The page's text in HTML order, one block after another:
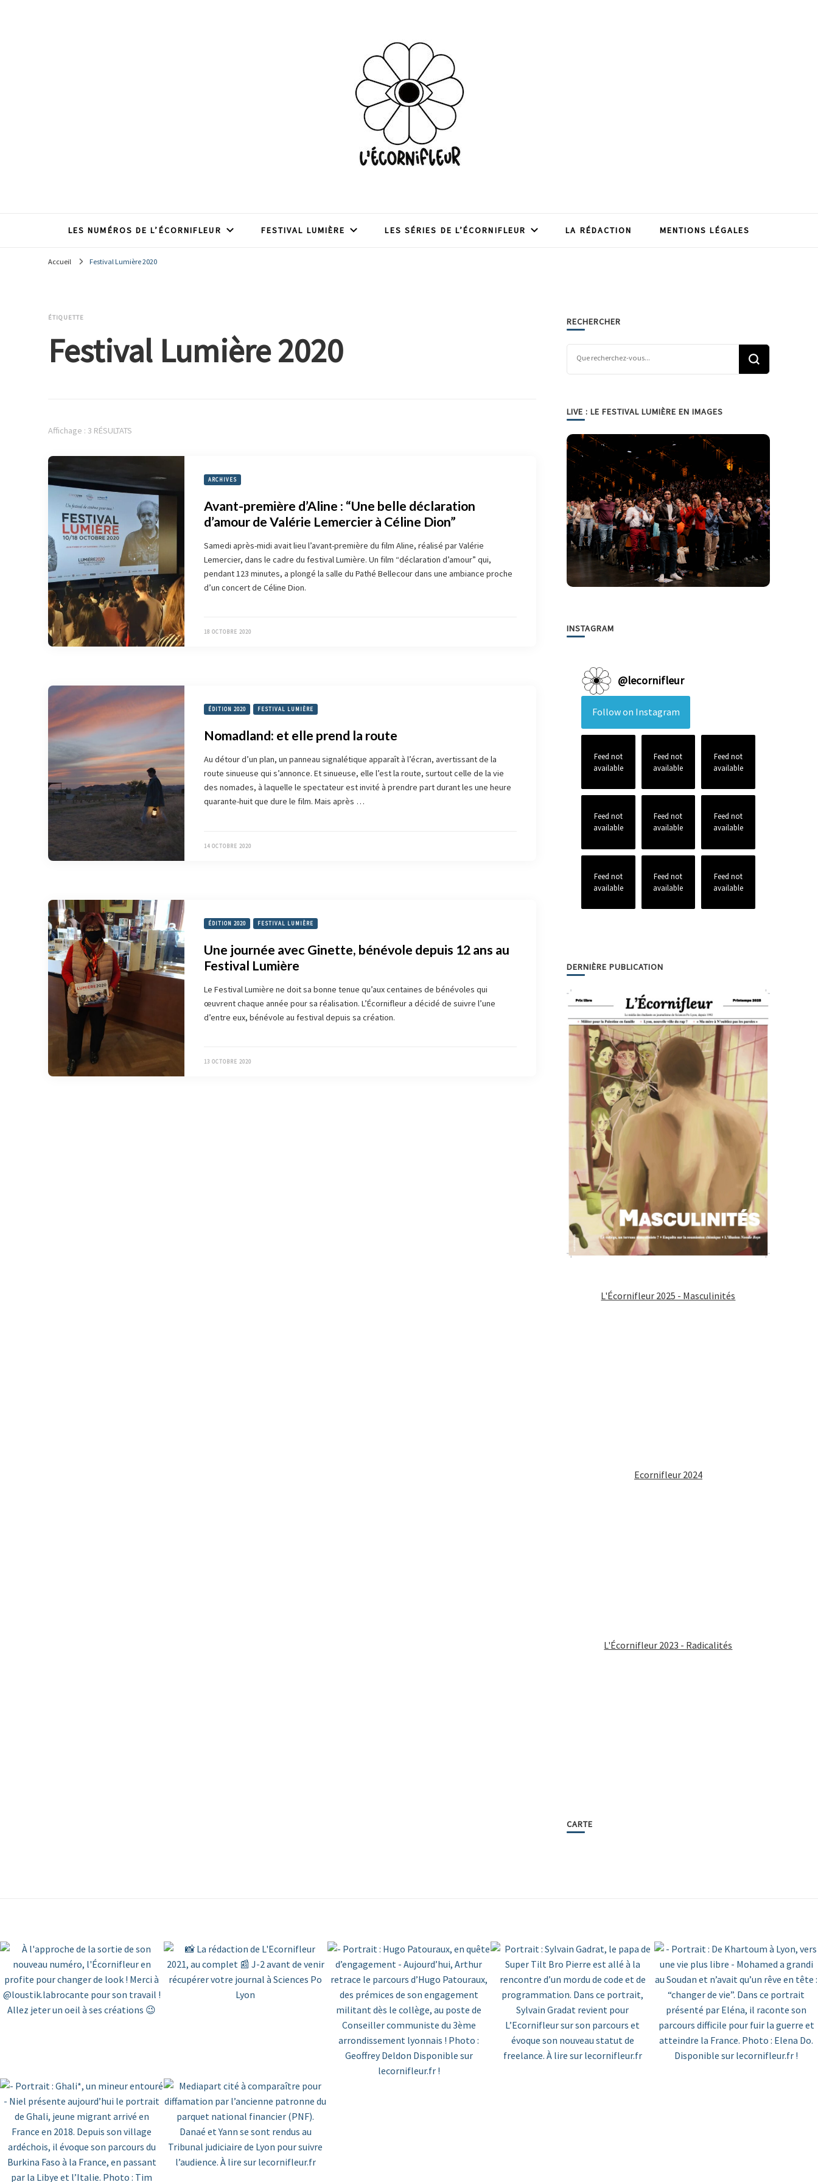
LES NUMÉROS DE L’ÉCORNIFLEUR FESTIVAL LUMIÈRE LES SÉRIES DE L’ÉCORNIFLEUR LA RÉDACTION MENTIONS LÉGALES
Accueil Festival Lumière 2020
ÉTIQUETTE
Festival Lumière 2020
Affichage : 3 RÉSULTATS
ARCHIVES
Avant-première d’Aline : “Une belle déclaration
d’amour de Valérie Lemercier à Céline Dion”
Samedi après-midi avait lieu l’avant-première du film Aline, réalisé par Valérie
Lemercier, dans le cadre du festival Lumière. Un film “déclaration d’amour” qui,
pendant 123 minutes, a plongé la salle du Pathé Bellecour dans une ambiance proche
d’un concert de Céline Dion.
18 OCTOBRE 2020
ÉDITION 2020 FESTIVAL LUMIÈRE
Nomadland: et elle prend la route
Au détour d’un plan, un panneau signalétique apparaît à l’écran, avertissant de la
route sinueuse qui s’annonce. Et sinueuse, elle l’est la route, surtout celle de la vie
des nomades, à laquelle le spectateur est invité à prendre part durant les une heure
quarante-huit que dure le film. Mais après …
14 OCTOBRE 2020
ÉDITION 2020 FESTIVAL LUMIÈRE
Une journée avec Ginette, bénévole depuis 12 ans au
Festival Lumière
Le Festival Lumière ne doit sa bonne tenue qu’aux centaines de bénévoles qui
œuvrent chaque année pour sa réalisation. L’Écornifleur a décidé de suivre l’une
d’entre eux, bénévole au festival depuis sa création.
13 OCTOBRE 2020
RECHERCHER
LIVE : LE FESTIVAL LUMIÈRE EN IMAGES
INSTAGRAM
@lecornifleur
Follow on Instagram
Feed not
available
Feed not
available
Feed not
available
Feed not
available
Feed not
available
Feed not
available
Feed not
available
Feed not
available
Feed not
available
DERNIÈRE PUBLICATION
L'Écornifleur 2025 - Masculinités
Ecornifleur 2024
L'Écornifleur 2023 - Radicalités
CARTE